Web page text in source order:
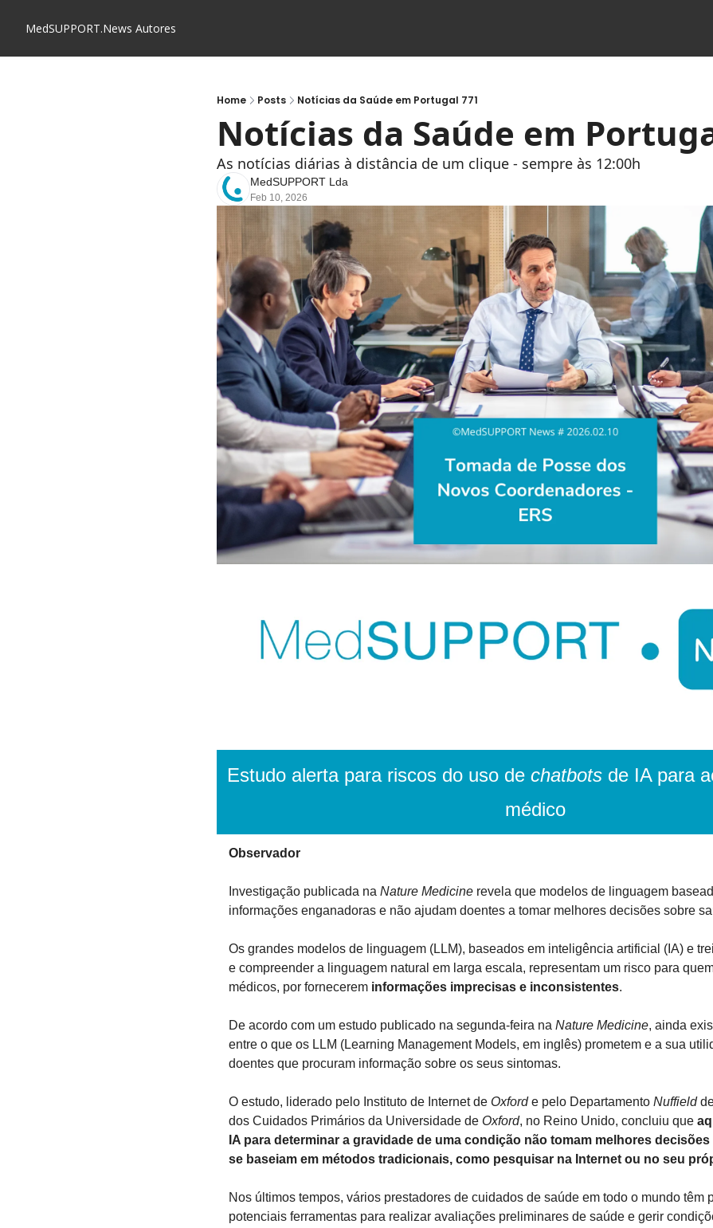
MedSUPPORT.News Autores
Home Posts Notícias da Saúde em Portugal 771
Notícias da Saúde em
As notícias diárias à distância de um clique - sempre às 12:00h
MedSUPPORT Lda
Feb 10, 2026
Estudo alerta para riscos do uso de chatbots de IA para
médico
Observador
Investigação publicada na Nature Medicine revela que modelos de linguagem
informações enganadoras e não ajudam doentes a tomar melhores decisões sobre
Os grandes modelos de linguagem (LLM), baseados em inteligência artificial (IA) e
e compreender a linguagem natural em larga escala, representam um risco para
médicos, por fornecerem informações imprecisas e inconsistentes.
De acordo com um estudo publicado na segunda-feira na Nature Medicine, ainda
entre o que os LLM (Learning Management Models, em inglês) prometem e a sua
doentes que procuram informação sobre os seus sintomas.
O estudo, liderado pelo Instituto de Internet de Oxford e pelo Departamento Nuffield
dos Cuidados Primários da Universidade de Oxford, no Reino Unido, concluiu que
IA para determinar a gravidade de uma condição não tomam melhores
se baseiam em métodos tradicionais, como pesquisar na Internet ou no seu
Nos últimos tempos, vários prestadores de cuidados de saúde em todo o mundo têm
potenciais ferramentas para realizar avaliações preliminares de saúde e gerir